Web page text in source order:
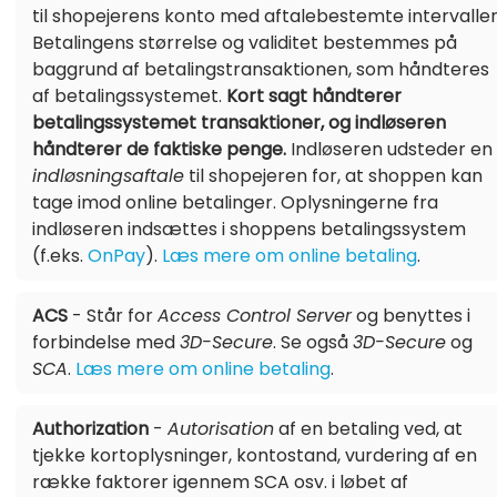
til shopejerens konto med aftalebestemte
Betalingens størrelse og validitet bestemmes på
baggrund af betalingstransaktionen, som håndteres
af betalingssystemet. Kort sagt håndterer
betalingssystemet transaktioner, og indløseren
håndterer de faktiske penge. Indløseren udsteder en
indløsningsaftale til shopejeren for, at shoppen kan
tage imod online betalinger. Oplysningerne fra
indløseren indsættes i shoppens betalingssystem
(f.eks. OnPay). Læs mere om online betaling.
ACS - Står forAccess Control Serverog benyttes i
forbindelse med3D-Secure. Se også3D-Secureog
SCA. Læs mere om online betaling.
Authorization - Autorisationaf en betaling ved, at
tjekke kortoplysninger, kontostand, vurdering af en
række faktorer igennem SCA osv. i løbet af